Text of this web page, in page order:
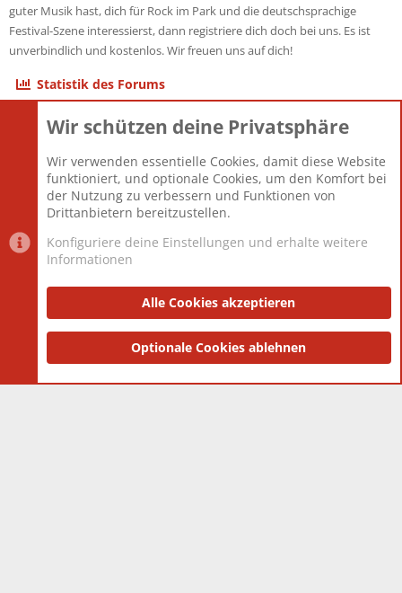
guter Musik hast, dich für Rock im Park und die deutschsprachige
Festival-Szene interessierst, dann registriere dich doch bei uns. Es ist
unverbindlich und kostenlos. Wir freuen uns auf dich!
Statistik des Forums
Themen
Mitglieder
12.427
Neuestes Mitglied
Berlin
Datenschutzerklärung Impressum
Community platform by XenForo® © 2010-2025 XenForo Ltd.
and add-ons by ThemeHouse
Wir schützen deine Privatsphäre
Wir verwenden essentielle Cookies, damit diese Website
funktioniert, und optionale Cookies, um den Komfort bei
der Nutzung zu verbessern und Funktionen von
Drittanbietern bereitzustellen.
Konfiguriere deine Einstellungen und erhalte weitere
Informationen
Alle Cookies akzeptieren
Optionale Cookies ablehnen